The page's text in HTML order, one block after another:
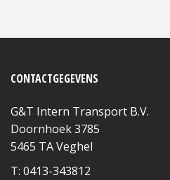
CONTACTGEGEVENS
G&T Intern Transport B.V.
Doornhoek 3785
5465 TA Veghel
T: 0413-343812